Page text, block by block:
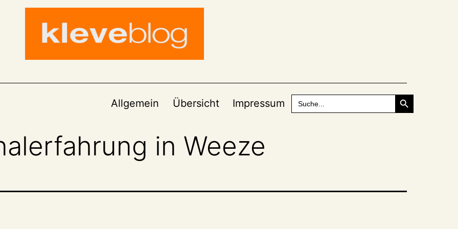
Allgemein Übersicht Impressum
Search
for:
Search Button
in Weeze